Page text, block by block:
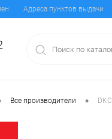
Адреса пунктов выдачи
Все производители • DKC